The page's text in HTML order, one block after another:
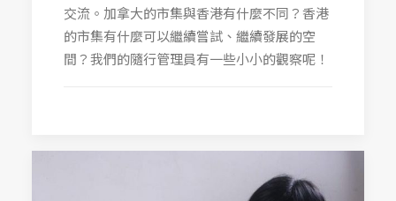
交流。加拿大的市集與香港有什麼不同？香港
的市集有什麼可以繼續嘗試、繼續發展的空
間？我們的隨行管理員有一些小小的觀察呢！